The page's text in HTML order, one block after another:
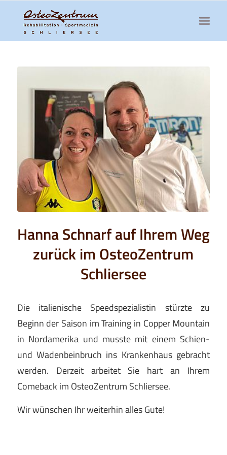
Hanna Schnarf auf Ihrem Weg
zurück im OsteoZentrum
Schliersee
Die italienische Speedspezialistin stürzte zu
Beginn der Saison im Training in Copper Mountain
in Nordamerika und musste mit einem Schien-
und Wadenbeinbruch ins Krankenhaus gebracht
werden. Derzeit arbeitet Sie hart an Ihrem
Comeback im OsteoZentrum Schliersee.
Wir wünschen Ihr weiterhin alles Gute!